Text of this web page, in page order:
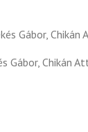
Gábor,
Gábor, Chikán